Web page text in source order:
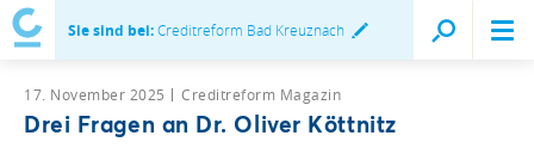
Sie sind bei:Creditreform Bad Kreuznach
17. November 2025 Creditreform Magazin
Drei Fragen an Dr. Oliver Köttnitz